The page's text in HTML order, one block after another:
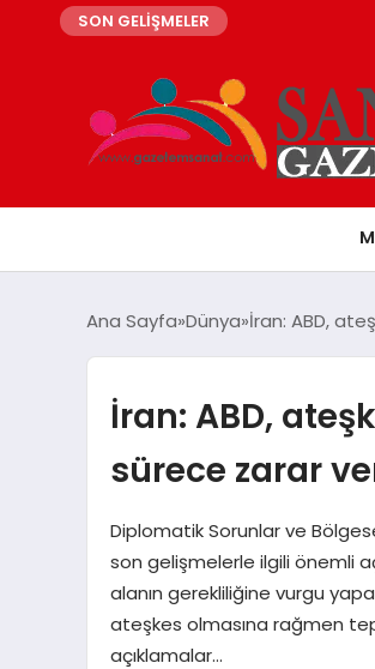
SON GELİŞMELER
Ana Sayfa Dünya İran: ABD,
İran: ABD,
sürece zarar
Diplomatik Sorunlar ve
son gelişmelerle ilgili önemli
alanın gerekliliğine vurgu
ateşkes olmasına rağmen
açıklamalar…